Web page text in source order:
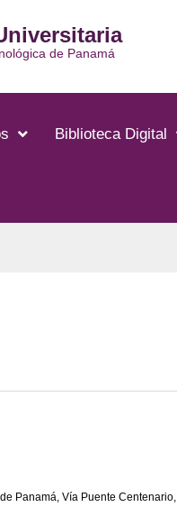
de Panamá
Biblioteca Digital
Panamá, Vía Puente Centenario,